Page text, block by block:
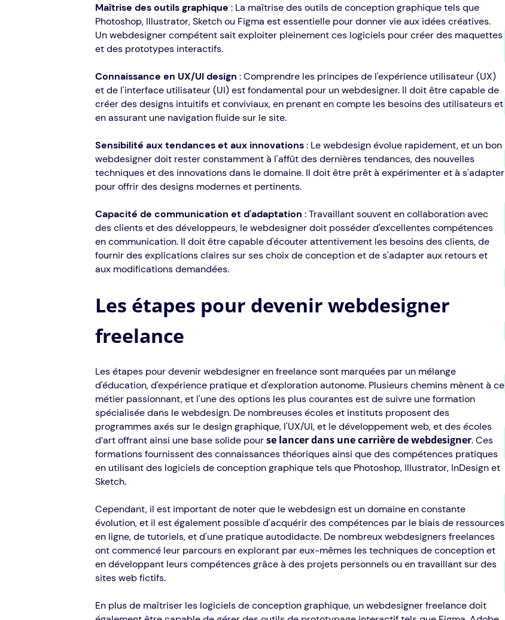
Maîtrise des outils graphique : La maîtrise des outils de conception graphique tels que
Photoshop, Illustrator, Sketch ou Figma est essentielle pour donner vie aux idées créatives.
Un webdesigner compétent sait exploiter pleinement ces logiciels pour créer des maquettes
et des prototypes interactifs.
Connaissance en UX/UI design : Comprendre les principes de l'expérience utilisateur (UX)
et de l'interface utilisateur (UI) est fondamental pour un webdesigner. Il doit être capable de
créer des designs intuitifs et conviviaux, en prenant en compte les besoins des utilisateurs et
en assurant une navigation fluide sur le site.
Sensibilité aux tendances et aux innovations: Le webdesign évolue rapidement, et un bon
webdesigner doit rester constamment à l'affût des dernières tendances, des nouvelles
techniques et des innovations dans le domaine. Il doit être prêt à expérimenter et à s'adapter
pour offrir des designs modernes et pertinents.
Capacité de communication et d'adaptation : Travaillant souvent en collaboration avec
des clients et des développeurs, le webdesigner doit posséder d'excellentes compétences
en communication. Il doit être capable d'écouter attentivement les besoins des clients, de
fournir des explications claires sur ses choix de conception et de s'adapter aux retours et
aux modifications demandées.
Les étapes pour devenir webdesigner
freelance
Les étapes pour devenir webdesigner en freelance sont marquées par un mélange
d'éducation, d'expérience pratique et d'exploration autonome. Plusieurs chemins mènent à ce
métier passionnant, et l'une des options les plus courantes est de suivre une formation
spécialisée dans le webdesign. De nombreuses écoles et instituts proposent des
programmes axés sur le design graphique, l'UX/UI, et le développement web, et des écoles
d’art offrant ainsi une base solide pourse lancer dans une carrière de webdesigner. Ces
formations fournissent des connaissances théoriques ainsi que des compétences pratiques
en utilisant des logiciels de conception graphique tels que Photoshop, Illustrator, InDesign et
Sketch.
Cependant, il est important de noter que le webdesign est un domaine en constante
évolution, et il est également possible d'acquérir des compétences par le biais de ressources
en ligne, de tutoriels, et d'une pratique autodidacte. De nombreux webdesigners freelances
ont commencé leur parcours en explorant par eux-mêmes les techniques de conception et
en développant leurs compétences grâce à des projets personnels ou en travaillant sur des
sites web fictifs.
En plus de maîtriser les logiciels de conception graphique, un webdesigner freelance doit